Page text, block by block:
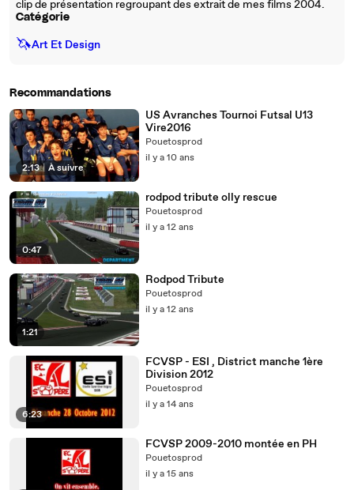
clip de présentation regroupant des extrait de mes films 2004.
Catégorie
🦄Art Et Design
Recommandations
2:13 | À suivre
US Avranches Tournoi Futsal U13
Vire2016
Pouetosprod
il y a 10 ans
0:47
rodpod tribute olly rescue
Pouetosprod
il y a 12 ans
1:21
Rodpod Tribute
Pouetosprod
il y a 12 ans
6:23
FCVSP - ESI , District manche 1ère
Division 2012
Pouetosprod
il y a 14 ans
FCVSP 2009-2010 montée en PH
Pouetosprod
il y a 15 ans